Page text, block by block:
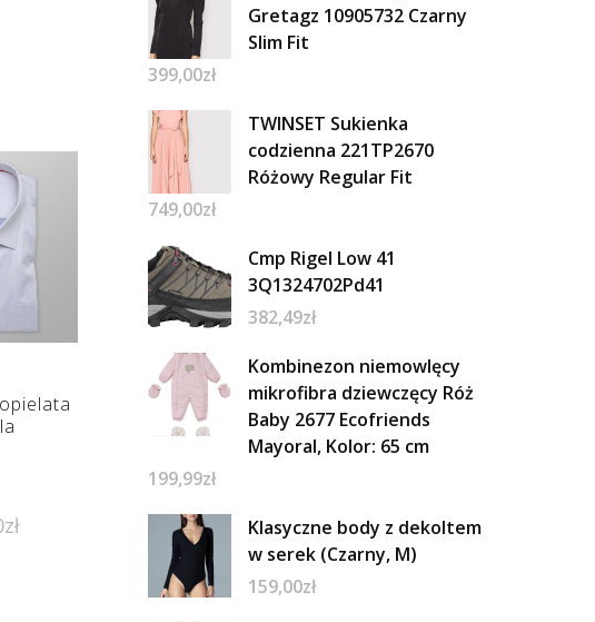
zł
Gretagz 10905732 Czarny
Slim Fit
399,00zł
TWINSET Sukienka
codzienna 221TP2670
Różowy Regular Fit
749,00zł
Cmp Rigel Low 41
3Q1324702Pd41
382,49zł
Kombinezon niemowlęcy
mikrofibra dziewczęcy Róż
Baby 2677 Ecofriends
Mayoral, Kolor: 65 cm
199,99zł
Klasyczne body z dekoltem
w serek (Czarny, M)
159,00zł